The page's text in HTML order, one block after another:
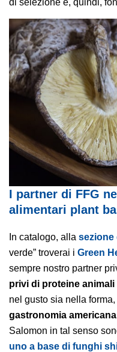
I partner di FFG
alimentari plant
In catalogo, alla sezione
verde” troverai i Green
sempre nostro partner
privi di proteine animali
nel gusto sia nella
gastronomia
Salomon in tal senso
uno a base di funghi